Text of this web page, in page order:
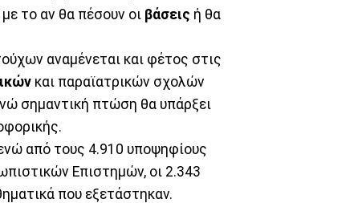
το αν θα πέσουν οι βάσεις ή θα
αναμένεται και φέτος στις
και παραϊατρικών σχολών
σημαντική πτώση θα υπάρξει
από τους 4.910 υποψηφίους
Επιστημών, οι 2.343
που εξετάστηκαν.